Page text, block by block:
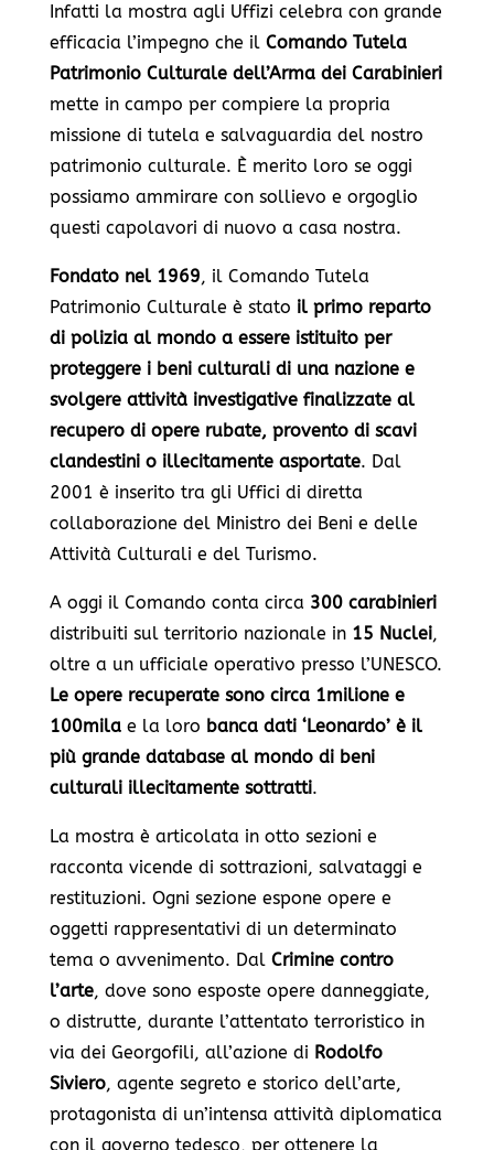
Infatti la mostra agli Uffizi celebra con grande
efficacia l’impegno che il Comando Tutela
Patrimonio Culturale dell’Arma dei Carabinieri
mette in campo per compiere la propria
missione di tutela e salvaguardia del nostro
patrimonio culturale. È merito loro se oggi
possiamo ammirare con sollievo e orgoglio
questi capolavori di nuovo a casa nostra.
Fondato nel 1969, il Comando Tutela
Patrimonio Culturale è stato il primo reparto
di polizia al mondo a essere istituito per
proteggere i beni culturali di una nazione e
svolgere attività investigative finalizzate al
recupero di opere rubate, provento di scavi
clandestini o illecitamente asportate. Dal
2001 è inserito tra gli Uffici di diretta
collaborazione del Ministro dei Beni e delle
Attività Culturali e del Turismo.
A oggi il Comando conta circa 300 carabinieri
distribuiti sul territorio nazionale in 15 Nuclei,
oltre a un ufficiale operativo presso l’UNESCO.
Le opere recuperate sono circa 1milione e
100milae la loro banca dati ‘Leonardo’ è il
più grande database al mondo di beni
culturali illecitamente sottratti.
La mostra è articolata in otto sezioni e
racconta vicende di sottrazioni, salvataggi e
restituzioni. Ogni sezione espone opere e
oggetti rappresentativi di un determinato
tema o avvenimento. DalCrimine contro
l’arte, dove sono esposte opere danneggiate,
o distrutte, durante l’attentato terroristico in
via dei Georgofili, all’azione di Rodolfo
Siviero, agente segreto e storico dell’arte,
protagonista di un’intensa attività diplomatica
con il governo tedesco, per ottenere la